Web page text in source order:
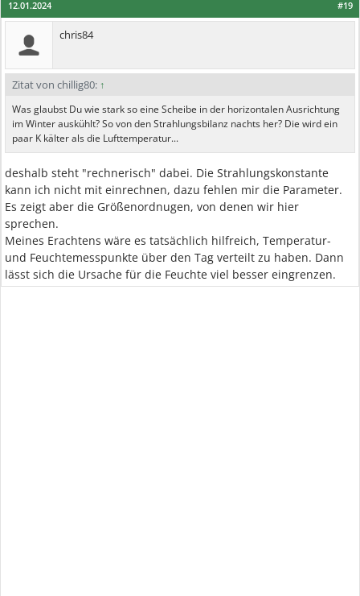
#19
12.01.2024
chris84
Zitat von chillig80: ↑
Was glaubst Du wie stark so eine Scheibe in der horizontalen Ausrichtung
im Winter auskühlt? So von den Strahlungsbilanz nachts her? Die wird ein
paar K kälter als die Lufttemperatur...
deshalb steht "rechnerisch" dabei. Die Strahlungskonstante
kann ich nicht mit einrechnen, dazu fehlen mir die Parameter.
Es zeigt aber die Größenordnugen, von denen wir hier
sprechen.
Meines Erachtens wäre es tatsächlich hilfreich, Temperatur-
und Feuchtemesspunkte über den Tag verteilt zu haben. Dann
lässt sich die Ursache für die Feuchte viel besser eingrenzen.